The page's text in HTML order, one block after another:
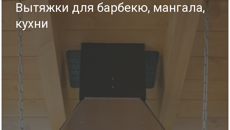
Вытяжки для барбекю, мангала,
кухни